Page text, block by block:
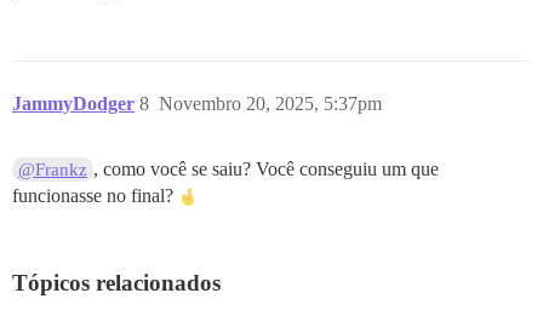
JammyDodger Novembro 20, 2025, 5:37pm
8
@Frankz , como você se saiu? Você conseguiu um que
funcionasse no final?
Tópicos relacionados